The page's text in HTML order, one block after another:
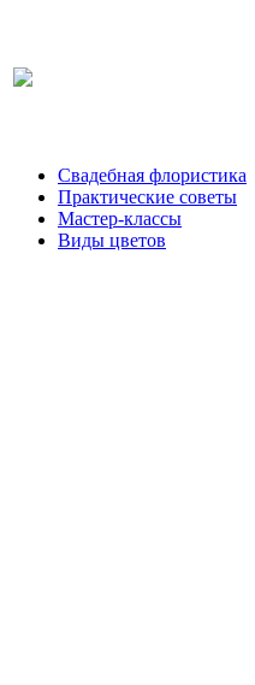
Свадебная флористика
Практические советы
Мастер-классы
Виды цветов